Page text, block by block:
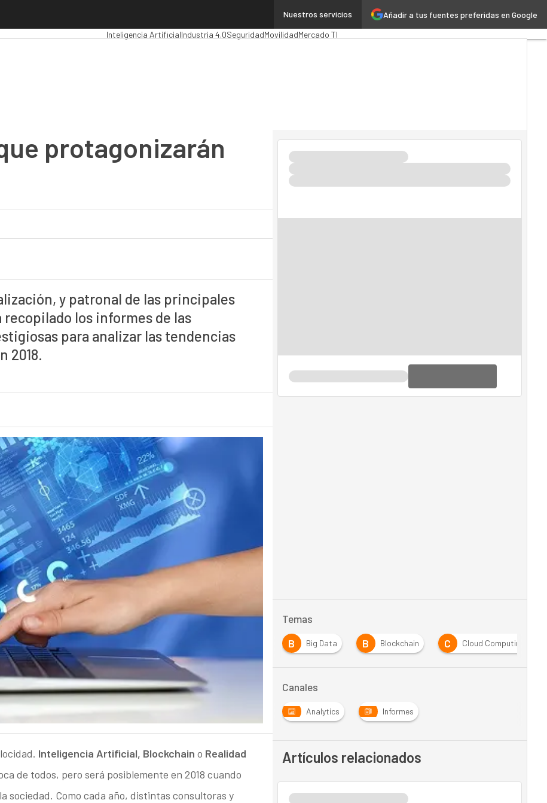
Añadir a tus fuentes preferidas en Google
Nuestros servicios
Administración PúblicaMarTechCloud
Inteligencia ArtificialIndustria 4.0SeguridadMovilidadMercado TI
protagonizarán
y patronal de las principales
los informes de las
para analizar las tendencias
2018.
Inteligencia Artificial, Blockchain o Realidad
de todos, pero será posiblemente en 2018 cuando
sociedad. Como cada año, distintas consultoras y
Temas
B Big Data B Blockchain C Cloud Computing
Canales
Analytics Informes
Artículos relacionados